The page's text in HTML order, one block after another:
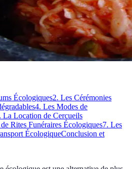
Écologiques2. Les Cérémonies
4. Les Modes de
La Location de Cercueils
Rites Funéraires Écologiques7. Les
ÉcologiqueConclusion et